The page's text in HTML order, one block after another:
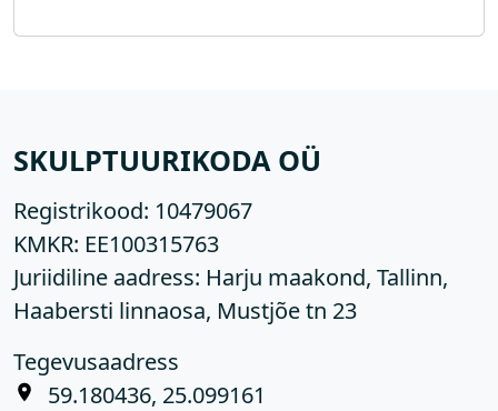
SKULPTUURIKODA OÜ
Registrikood: 10479067
KMKR: EE100315763
Juriidiline aadress: Harju maakond, Tallinn,
Haabersti linnaosa, Mustjõe tn 23
Tegevusaadress
59.180436, 25.099161